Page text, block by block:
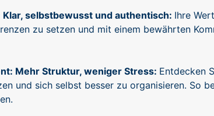
selbstbewusst und authentisch: Ihre
zu setzen und mit einem bewährten
Mehr Struktur, weniger Stress: Entdecken
und sich selbst besser zu organisieren. So